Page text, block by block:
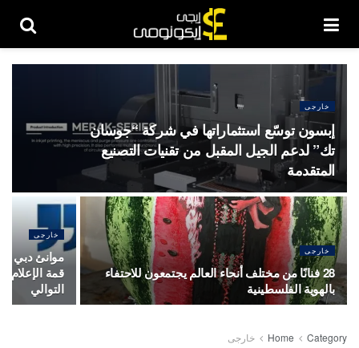
خارجى
إبسون توسّع استثماراتها في شركة “جوسان
تك” لدعم الجيل المقبل من تقنيات التصنيع
المتقدمة
خارجى
28 فنانًا من مختلف أنحاء العالم يجتمعون للاحتفاء
بالهوية الفلسطينية
خارجى
موانئ دبي
التوالي
Home Category خارجى